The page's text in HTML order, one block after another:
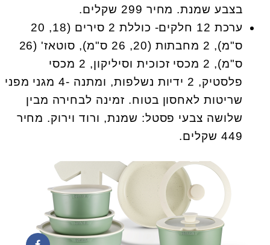
בצבע שמנת. מחיר 299 שקלים.
ערכת 12 חלקים- כוללת 2 סירים (18, 20
ס"מ), 2 מחבתות (20, 26 ס"מ), סוטאז' (26
ס"מ), 2 מכסי זכוכית וסיליקון, 2 מכסי
פלסטיק, 2 ידיות נשלפות, ומתנה -4 מגני מפני
שריטות לאחסון בטוח. זמינה לבחירה מבין
שלושה צבעי פסטל: שמנת, ורוד וירוק. מחיר
449 שקלים.